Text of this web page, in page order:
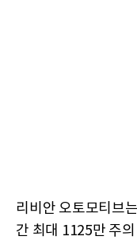
리비안 오토모티브
간 최대 1125만 주